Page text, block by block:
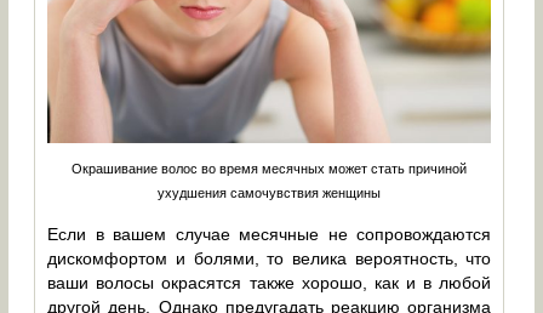
Окрашивание волос во время месячных может стать причиной
ухудшения самочувствия женщины
Если в вашем случае месячные не сопровождаются
дискомфортом и болями, то велика вероятность, что
ваши волосы окрасятся также хорошо, как и в любой
другой день. Однако предугадать реакцию организма